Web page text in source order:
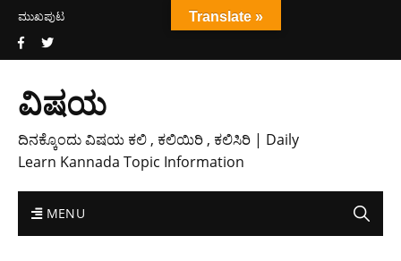
ಮುಖಪುಟ
ವಿಷಯ
ದಿನಕ್ಕೊಂದು ವಿಷಯ ಕಲಿ , ಕಲಿಯಿರಿ , ಕಲಿಸಿರಿ | Daily
Learn Kannada Topic Information
MENU
Translate »